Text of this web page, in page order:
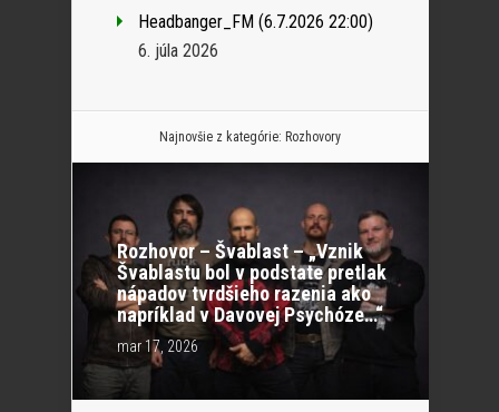
Headbanger_FM (6.7.2026 22:00)
6. júla 2026
Najnovšie z kategórie: Rozhovory
Rozhovor – Švablast – „Vznik
Švablastu bol v podstate pretlak
nápadov tvrdšieho razenia ako
napríklad v Davovej Psychóze…“
mar 17, 2026